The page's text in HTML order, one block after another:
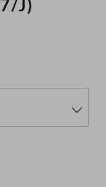
J)